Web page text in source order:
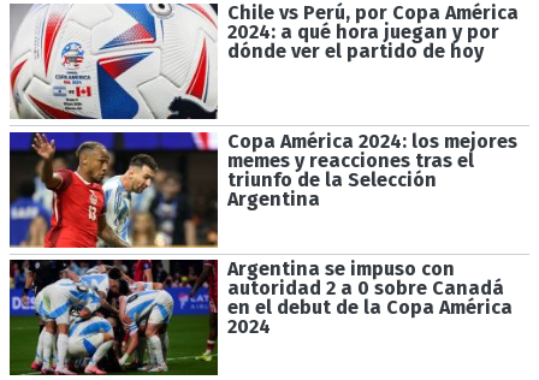
Chile vs Perú, por Copa América
2024: a qué hora juegan y por
dónde ver el partido de hoy
Copa América 2024: los mejores
memes y reacciones tras el
triunfo de la Selección
Argentina
Argentina se impuso con
autoridad 2 a 0 sobre Canadá
en el debut de la Copa América
2024